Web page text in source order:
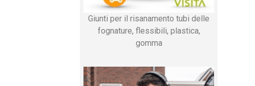
Giunti per il risanamento tubi delle
fognature, flessibili, plastica,
gomma